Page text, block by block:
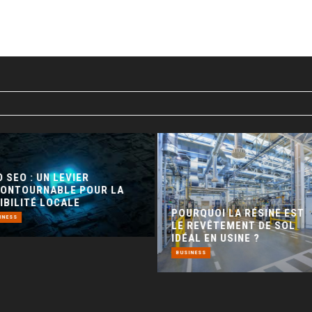
SEO : UN LEVIER
POUR LA
LOCALE
POURQUOI LA RÉSINE EST
LE REVÊTEMENT DE SOL
IDÉAL EN USINE ?
BUSINESS